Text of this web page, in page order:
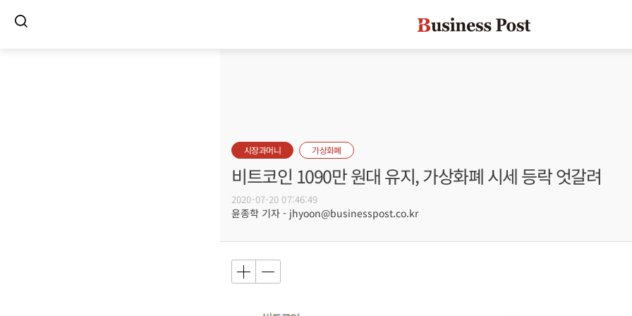
시장과머니 가상화폐
비트코인 1090만 원대 유지, 가상화폐 시세 등락 엇갈려
2020-07-20 07:46:49
윤종학 기자 - jhyoon@businesspost.co.kr